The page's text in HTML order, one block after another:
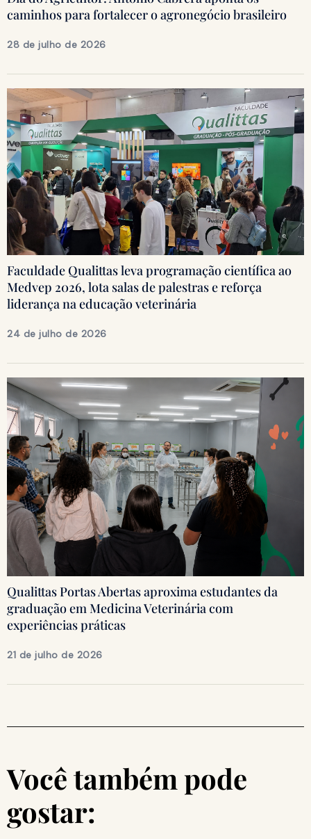
caminhos para fortalecer o agronegócio brasileiro
28 de julho de 2026
Faculdade Qualittas leva programação científica ao
Medvep 2026, lota salas de palestras e reforça
liderança na educação veterinária
24 de julho de 2026
Qualittas Portas Abertas aproxima estudantes da
graduação em Medicina Veterinária com
experiências práticas
21 de julho de 2026
Você também pode
gostar: